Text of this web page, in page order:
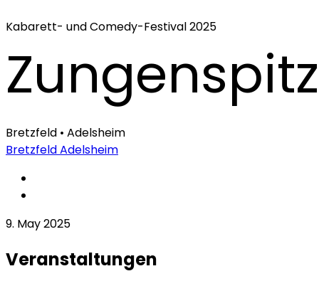
Kabarett- und Comedy-Festival 2025
Bretzfeld • Adelsheim
BretzfeldAdelsheim
9. May 2025
Veranstaltungen